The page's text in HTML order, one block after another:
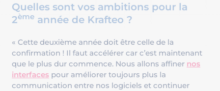
Quelles sont vos ambitions pour la
2ème année de Krafteo ?
« Cette deuxième année doit être celle de la
confirmation ! Il faut accélérer car c’est maintenant
que le plus dur commence. Nous allons affiner nos
interfaces pour améliorer toujours plus la
communication entre nos logiciels et continuer